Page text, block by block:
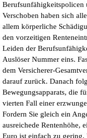
Berufsunfähigkeitspolicen
Verschoben haben sich
allem körperliche
den vorzeitigen
Leiden der
Auslöser Nummer eins.
dem Versicherer-
darauf zurück. Danach
Bewegungsapparats, die
vierten Fall einer
Fordern Sie gleich ein
ausreichede Rentenhöhe,
Euro ist einfach zu gering.